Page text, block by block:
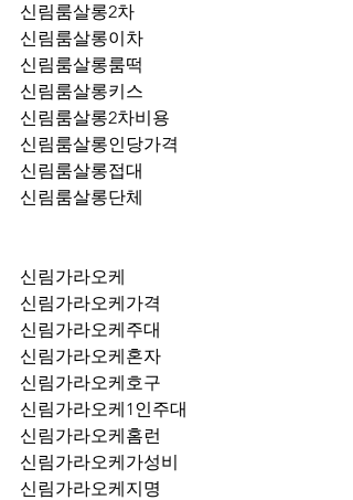
신림룸살롱2차
신림룸살롱이차
신림룸살롱룸떡
신림룸살롱키스
신림룸살롱2차비용
신림룸살롱인당가격
신림룸살롱접대
신림룸살롱단체
신림가라오케
신림가라오케가격
신림가라오케주대
신림가라오케혼자
신림가라오케호구
신림가라오케1인주대
신림가라오케홈런
신림가라오케가성비
신림가라오케지명